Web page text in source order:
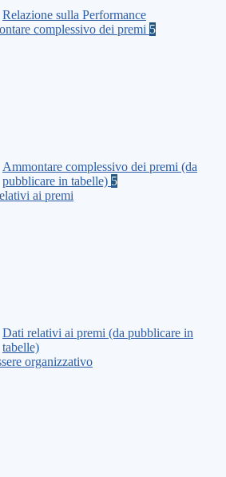
Relazione sulla Performance
complessivo dei premi 5
Ammontare complessivo dei premi (da
pubblicare in tabelle) 5
ai premi
Dati relativi ai premi (da pubblicare in
tabelle)
organizzativo